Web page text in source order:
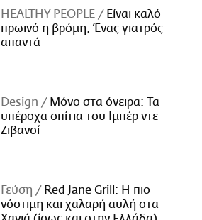
HEALTHY PEOPLE
Είναι καλό
πρωινό η βρόμη; Ένας γιατρός
απαντά
Design
Μόνο στα όνειρα: Τα
υπέροχα σπίτια του Ιμπέρ ντε
Ζιβανσί
Γεύση
Red Jane Grill: Η πιο
νόστιμη και χαλαρή αυλή στα